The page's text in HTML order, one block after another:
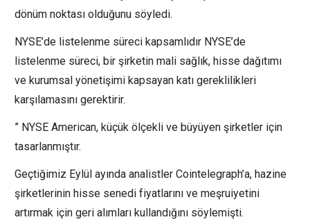
dönüm noktası olduğunu söyledi.
NYSE’de listelenme süreci kapsamlıdır NYSE’de
listelenme süreci, bir şirketin mali sağlık, hisse dağıtımı
ve kurumsal yönetişimi kapsayan katı gereklilikleri
karşılamasını gerektirir.
” NYSE American, küçük ölçekli ve büyüyen şirketler için
tasarlanmıştır.
Geçtiğimiz Eylül ayında analistler Cointelegraph’a, hazine
şirketlerinin hisse senedi fiyatlarını ve meşruiyetini
artırmak için geri alımları kullandığını söylemişti.